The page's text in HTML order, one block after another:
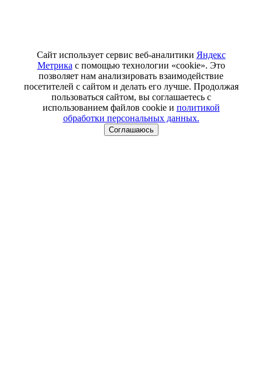
Сайт использует сервис веб-аналитики Яндекс
Метрика с помощью технологии «cookie». Это
позволяет нам анализировать взаимодействие
посетителей с сайтом и делать его лучше. Продолжая
пользоваться сайтом, вы соглашаетесь с
использованием файлов cookie и политикой
обработки персональных данных.
Соглашаюсь